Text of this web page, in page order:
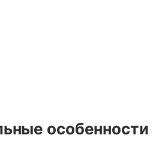
особенности